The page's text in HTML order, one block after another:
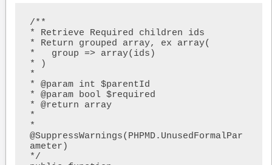
/**
* Retrieve Required children ids
* Return grouped array, ex array(
*   group => array(ids)
* )
*
* @param int $parentId
* @param bool $required
* @return array
*
*
@SuppressWarnings(PHPMD.UnusedFormalPar
ameter)
*/